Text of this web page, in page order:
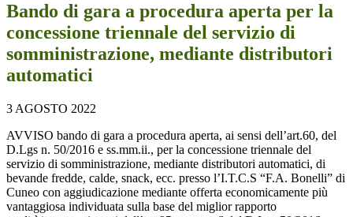
Bando di gara a procedura aperta per la
concessione triennale del servizio di
somministrazione, mediante distributori
automatici
3 AGOSTO 2022
AVVISO bando di gara a procedura aperta, ai sensi dell’art.60, del
D.Lgs n. 50/2016 e ss.mm.ii., per la concessione triennale del
servizio di somministrazione, mediante distributori automatici, di
bevande fredde, calde, snack, ecc. presso l’I.T.C.S “F.A. Bonelli” di
Cuneo con aggiudicazione mediante offerta economicamente più
vantaggiosa individuata sulla base del miglior rapporto